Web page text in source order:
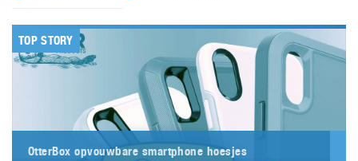
TOP STORY
OtterBox opvouwbare smartphone hoesjes